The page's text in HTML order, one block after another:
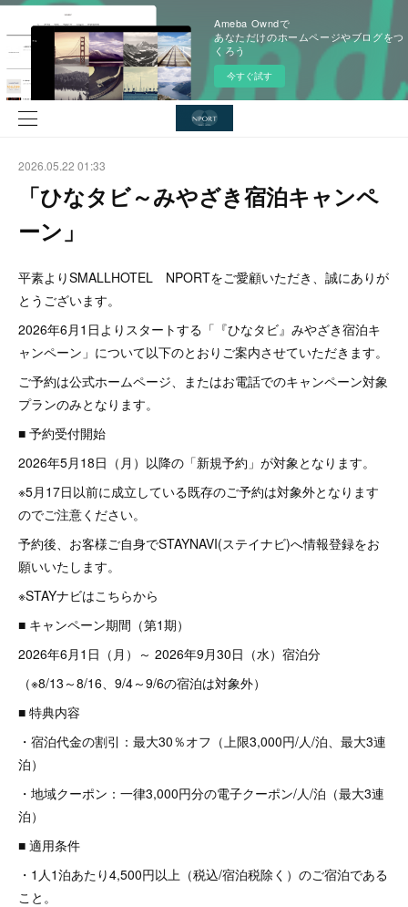
Ameba Owndで
あなただけのホームページやブログをつ
くろう
今すぐ試す
2026.05.22 01:33
「ひなタビ～みやざき宿泊キャンペ
ーン」
平素よりSMALLHOTEL NPORTをご愛顧いただき、誠にありが
とうございます。
2026年6月1日よりスタートする「『ひなタビ』みやざき宿泊キ
ャンペーン」について以下のとおりご案内させていただきます。
ご予約は公式ホームページ、またはお電話でのキャンペーン対象
プランのみとなります。
■ 予約受付開始
2026年5月18日（月）以降の「新規予約」が対象となります。
※5月17日以前に成立している既存のご予約は対象外となります
のでご注意ください。
予約後、お客様ご自身でSTAYNAVI(ステイナビ)へ情報登録をお
願いいたします。
※STAYナビはこちらから
■ キャンペーン期間（第1期）
2026年6月1日（月）～ 2026年9月30日（水）宿泊分
（※8/13～8/16、9/4～9/6の宿泊は対象外）
■ 特典内容
・宿泊代金の割引：最大30％オフ（上限3,000円/人/泊、最大3連
泊）
・地域クーポン：一律3,000円分の電子クーポン/人/泊（最大3連
泊）
■ 適用条件
・1人1泊あたり4,500円以上（税込/宿泊税除く）のご宿泊である
こと。